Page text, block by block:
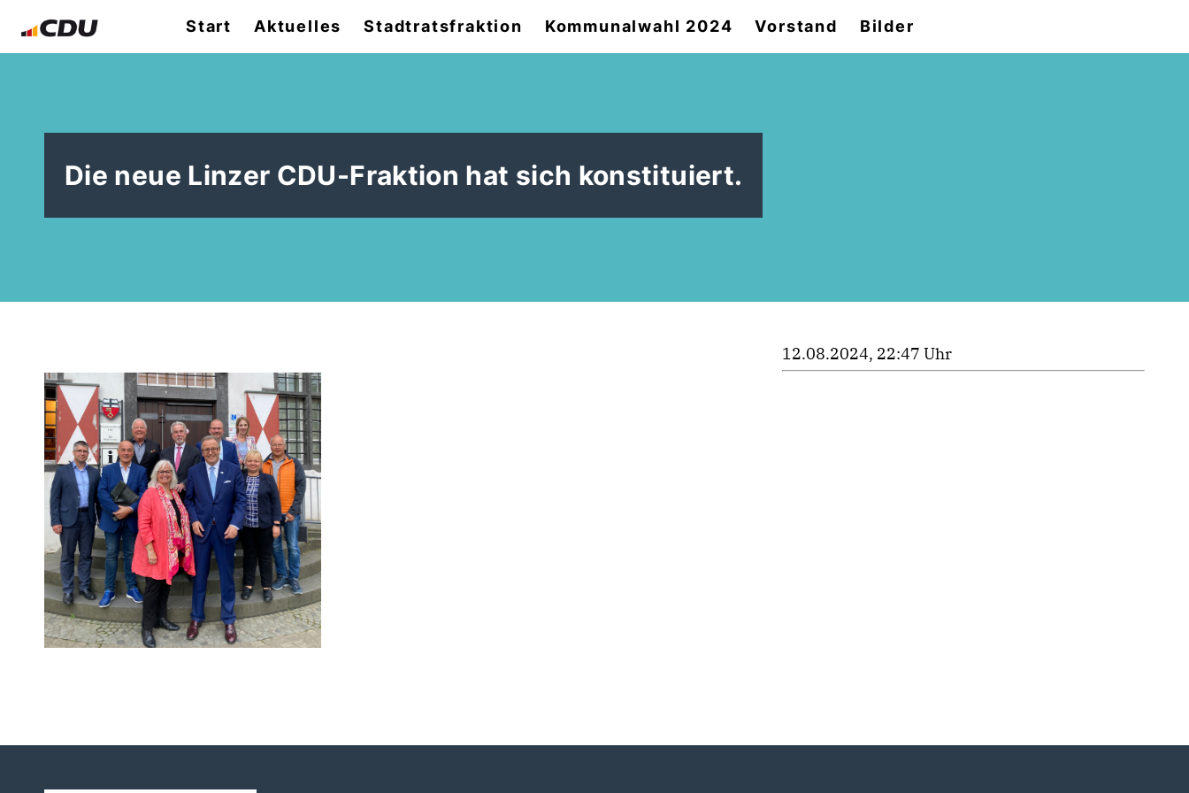
Start Aktuelles Stadtratsfraktion Kommunalwahl 2024 Vorstand Bilder
Die neue Linzer CDU-Fraktion hat sich konstituiert.
12.08.2024, 22:47 Uhr